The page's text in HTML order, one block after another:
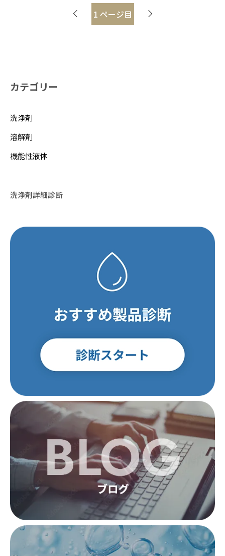
#塗装・ゴム・樹脂への影響が少ない
#太陽光パネルを分離したい
#環境に配慮した溶剤
#ドライアイスより低温の冷媒
特定商取引法に基づく表記
1 ページ目
カテゴリー
洗浄剤
溶解剤
機能性液体
洗浄剤詳細診断